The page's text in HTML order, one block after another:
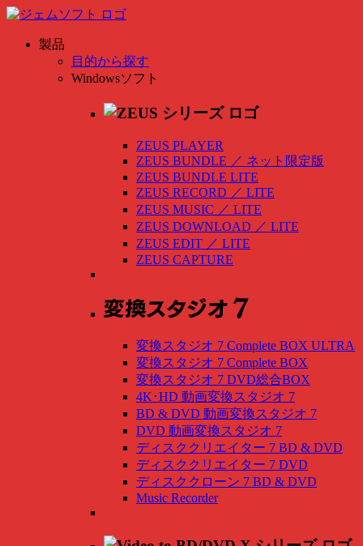
製品
目的から探す
Windowsソフト
ZEUS PLAYER
ZEUS BUNDLE ／ ネット限定版
ZEUS BUNDLE LITE
ZEUS RECORD ／ LITE
ZEUS MUSIC ／ LITE
ZEUS DOWNLOAD ／ LITE
ZEUS EDIT ／ LITE
ZEUS CAPTURE
変換スタジオ 7 Complete BOX ULTRA
変換スタジオ 7 Complete BOX
変換スタジオ 7 DVD総合BOX
4K･HD 動画変換スタジオ 7
BD & DVD 動画変換スタジオ 7
DVD 動画変換スタジオ 7
ディスククリエイター 7 BD & DVD
ディスククリエイター 7 DVD
ディスククローン 7 BD & DVD
Music Recorder